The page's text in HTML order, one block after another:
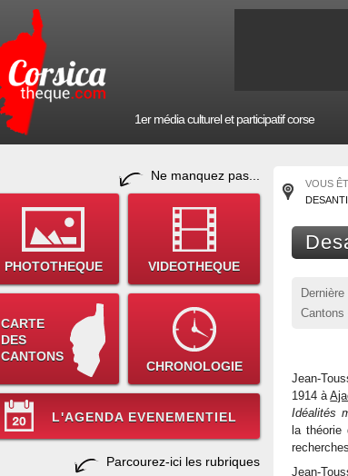
1er média culturel et participatif corse
Ne manquez pas...
PHOTOTHEQUE VIDEOTHEQUE
CARTE
DES
CANTONS
CHRONOLOGIE
L'AGENDA EVENEMENTIEL
Parcourez-ici les rubriques
VOUS
Jean-
1914 à
Idéalités
la
Jean-